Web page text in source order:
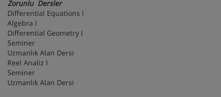
Zorunlu Dersler
Differential Equations I
Algebra I
Differential Geometry I
Seminer
Uzmanlık Alan Dersi
Reel Analiz I
Seminer
Uzmanlık Alan Dersi